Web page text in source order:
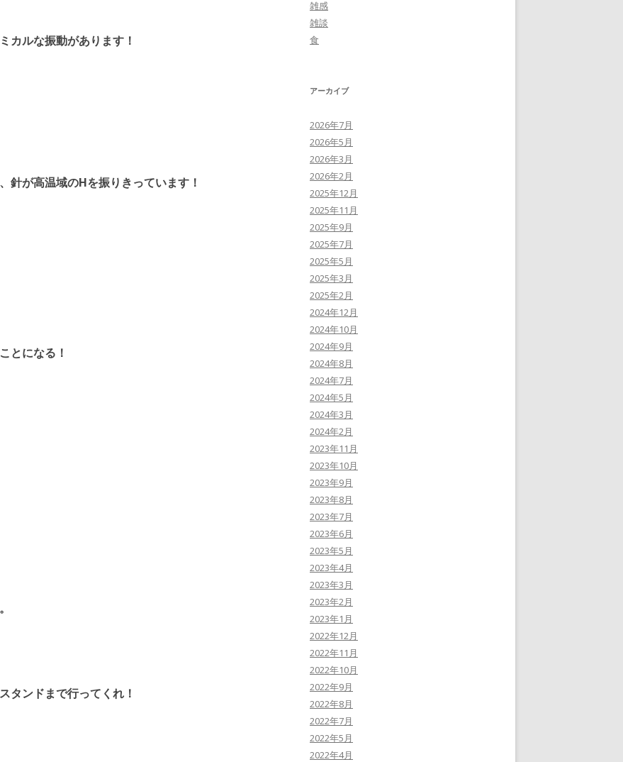
カルな振動があります！
針が高温域のHを振りきっています！
とになる！
タンドまで行ってくれ！
雑感
雑談
食
アーカイブ
2026年7月
2026年5月
2026年3月
2026年2月
2025年12月
2025年11月
2025年9月
2025年7月
2025年5月
2025年3月
2025年2月
2024年12月
2024年10月
2024年9月
2024年8月
2024年7月
2024年5月
2024年3月
2024年2月
2023年11月
2023年10月
2023年9月
2023年8月
2023年7月
2023年6月
2023年5月
2023年4月
2023年3月
2023年2月
2023年1月
2022年12月
2022年11月
2022年10月
2022年9月
2022年8月
2022年7月
2022年5月
2022年4月